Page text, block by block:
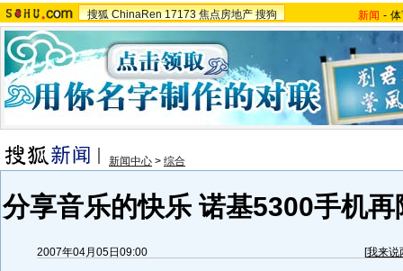
搜狐 ChinaRen 17173 焦点房地产 搜狗 新闻 -
新闻中心 > 综合
分享音乐的快乐 诺基5300手机
2007年04月05日09:00 [我来说